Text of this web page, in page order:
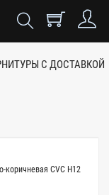
С ДОСТАВКОЙ
коричневая CVC Н12